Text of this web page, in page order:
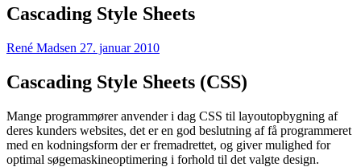
Cascading Style Sheets
René Madsen 27. januar 2010
Cascading Style Sheets (CSS)
Mange programmører anvender i dag CSS til layoutopbygning af
deres kunders websites, det er en god beslutning af få programmeret
med en kodningsform der er fremadrettet, og giver mulighed for
optimal søgemaskineoptimering i forhold til det valgte design.